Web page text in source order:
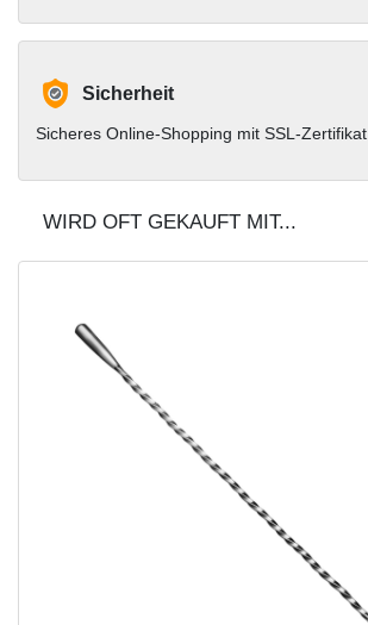
Sicherheit
Sicheres Online-Shopping mit SSL-Zertifikat.
WIRD OFT GEKAUFT MIT...